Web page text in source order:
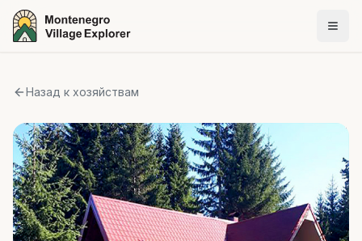
Назад к хозяйствам